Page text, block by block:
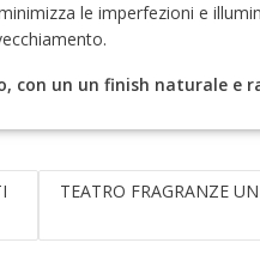
le imperfezioni e
con un un finish naturale e
TEATRO FRAGRANZE